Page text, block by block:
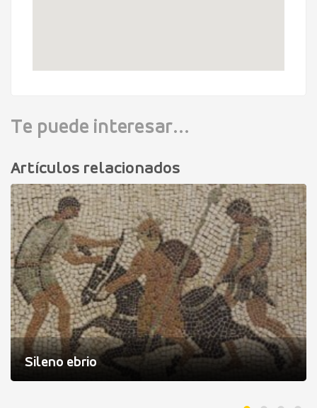
Te puede interesar...
Artículos relacionados
Sileno ebrio